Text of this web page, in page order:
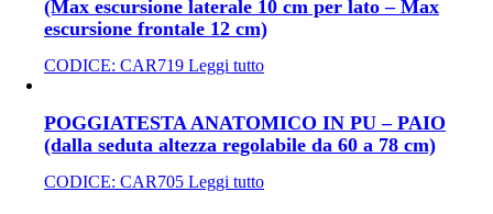
(Max escursione laterale 10 cm per lato – Max
escursione frontale 12 cm)
CODICE: CAR719 Leggi tutto
POGGIATESTA ANATOMICO IN PU – PAIO
(dalla seduta altezza regolabile da 60 a 78 cm)
CODICE: CAR705 Leggi tutto